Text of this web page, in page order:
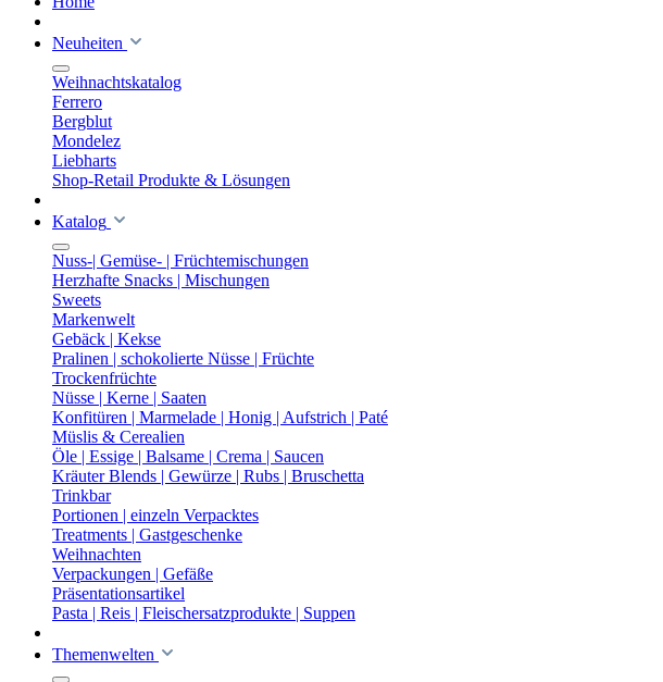
Neuheiten
Weihnachtskatalog
Ferrero
Bergblut
Mondelez
Liebharts
Shop-Retail Produkte & Lösungen
Katalog
Nuss-| Gemüse- | Früchtemischungen
Herzhafte Snacks | Mischungen
Sweets
Markenwelt
Gebäck | Kekse
Pralinen | schokolierte Nüsse | Früchte
Trockenfrüchte
Nüsse | Kerne | Saaten
Konfitüren | Marmelade | Honig | Aufstrich | Paté
Müslis & Cerealien
Öle | Essige | Balsame | Crema | Saucen
Kräuter Blends | Gewürze | Rubs | Bruschetta
Trinkbar
Portionen | einzeln Verpacktes
Treatments | Gastgeschenke
Weihnachten
Verpackungen | Gefäße
Präsentationsartikel
Pasta | Reis | Fleischersatzprodukte | Suppen
Themenwelten